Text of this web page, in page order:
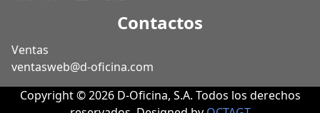
Contactos
Ventas
ventasweb@d-oficina.com
Copyright © 2026 D-Oficina, S.A. Todos los derechos